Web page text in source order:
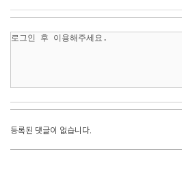
등록된 댓글이 없습니다.